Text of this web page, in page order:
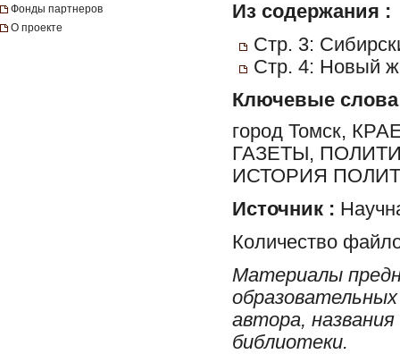
Фонды партнеров
О проекте
Из содержания :
Стр. 3:
Стр. 4: Новый
Ключевые слова
город Томск,
ГАЗЕТЫ,
ИСТОРИЯ
Источник :
Количество
Материалы
автора,
библиотеки.